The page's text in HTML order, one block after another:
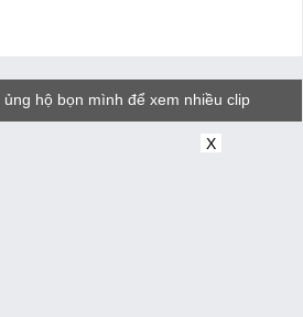
ủng hộ bọn mình để xem nhiều clip
X